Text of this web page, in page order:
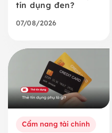
tín dụng đen?
07/08/2026
Cẩm nang tài chính